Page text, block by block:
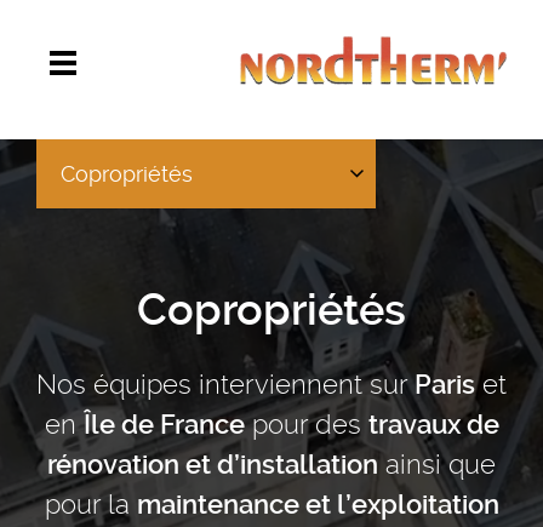
Copropriétés
Copropriétés
Nos équipes interviennent surPariset
enÎle de Francepour des travaux de
rénovation et d’installation ainsi que
pour la maintenance et l’exploitation